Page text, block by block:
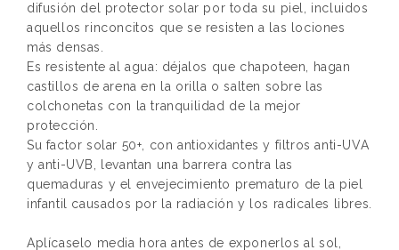
difusión del protector solar por toda su piel, incluidos
aquellos rinconcitos que se resisten a las lociones
más densas.
Es resistente al agua: déjalos que chapoteen, hagan
castillos de arena en la orilla o salten sobre las
colchonetas con la tranquilidad de la mejor
protección.
Su factor solar 50+, con antioxidantes y filtros anti-UVA
y anti-UVB, levantan una barrera contra las
quemaduras y el envejecimiento prematuro de la piel
infantil causados por la radiación y los radicales libres.
Aplícaselo media hora antes de exponerlos al sol,